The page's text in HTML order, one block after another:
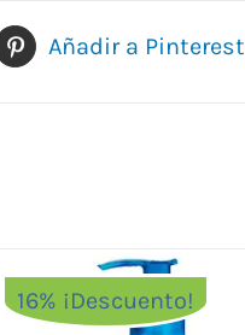
Añadir a Pinterest
16% ¡Descuento!